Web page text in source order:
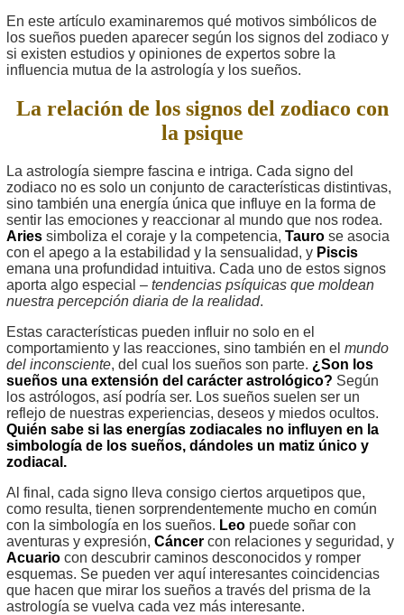
En este artículo examinaremos qué motivos simbólicos de
los sueños pueden aparecer según los signos del zodiaco y
si existen estudios y opiniones de expertos sobre la
influencia mutua de la astrología y los sueños.
La relación de los signos del zodiaco con
la psique
La astrología siempre fascina e intriga. Cada signo del
zodiaco no es solo un conjunto de características distintivas,
sino también una energía única que influye en la forma de
sentir las emociones y reaccionar al mundo que nos rodea.
Aries simboliza el coraje y la competencia, Tauro se asocia
con el apego a la estabilidad y la sensualidad, y Piscis
emana una profundidad intuitiva. Cada uno de estos signos
aporta algo especial – tendencias psíquicas que moldean
nuestra percepción diaria de la realidad.
Estas características pueden influir no solo en el
comportamiento y las reacciones, sino también en el mundo
del inconsciente, del cual los sueños son parte. ¿Son los
sueños una extensión del carácter astrológico? Según
los astrólogos, así podría ser. Los sueños suelen ser un
reflejo de nuestras experiencias, deseos y miedos ocultos.
Quién sabe si las energías zodiacales no influyen en la
simbología de los sueños, dándoles un matiz único y
zodiacal.
Al final, cada signo lleva consigo ciertos arquetipos que,
como resulta, tienen sorprendentemente mucho en común
con la simbología en los sueños. Leo puede soñar con
aventuras y expresión, Cáncer con relaciones y seguridad, y
Acuario con descubrir caminos desconocidos y romper
esquemas. Se pueden ver aquí interesantes coincidencias
que hacen que mirar los sueños a través del prisma de la
astrología se vuelva cada vez más interesante.